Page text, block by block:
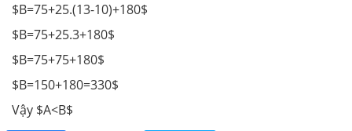
$B=75+25.(13-10)+180$
$B=75+25.3+180$
$B=75+75+180$
$B=150+180=330$
Vậy $A<B$